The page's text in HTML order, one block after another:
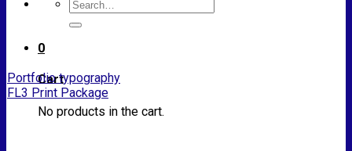
Search
for:
0
Cart
No products in the cart.
Portfolio typography
FL3 Print Package